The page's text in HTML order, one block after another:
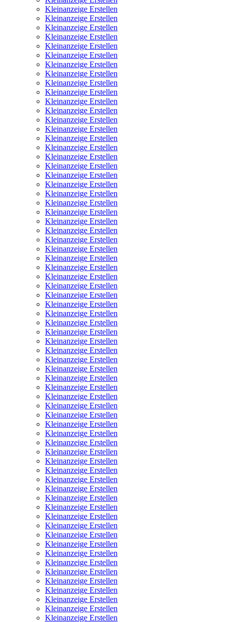
Kleinanzeige Erstellen
Kleinanzeige Erstellen
Kleinanzeige Erstellen
Kleinanzeige Erstellen
Kleinanzeige Erstellen
Kleinanzeige Erstellen
Kleinanzeige Erstellen
Kleinanzeige Erstellen
Kleinanzeige Erstellen
Kleinanzeige Erstellen
Kleinanzeige Erstellen
Kleinanzeige Erstellen
Kleinanzeige Erstellen
Kleinanzeige Erstellen
Kleinanzeige Erstellen
Kleinanzeige Erstellen
Kleinanzeige Erstellen
Kleinanzeige Erstellen
Kleinanzeige Erstellen
Kleinanzeige Erstellen
Kleinanzeige Erstellen
Kleinanzeige Erstellen
Kleinanzeige Erstellen
Kleinanzeige Erstellen
Kleinanzeige Erstellen
Kleinanzeige Erstellen
Kleinanzeige Erstellen
Kleinanzeige Erstellen
Kleinanzeige Erstellen
Kleinanzeige Erstellen
Kleinanzeige Erstellen
Kleinanzeige Erstellen
Kleinanzeige Erstellen
Kleinanzeige Erstellen
Kleinanzeige Erstellen
Kleinanzeige Erstellen
Kleinanzeige Erstellen
Kleinanzeige Erstellen
Kleinanzeige Erstellen
Kleinanzeige Erstellen
Kleinanzeige Erstellen
Kleinanzeige Erstellen
Kleinanzeige Erstellen
Kleinanzeige Erstellen
Kleinanzeige Erstellen
Kleinanzeige Erstellen
Kleinanzeige Erstellen
Kleinanzeige Erstellen
Kleinanzeige Erstellen
Kleinanzeige Erstellen
Kleinanzeige Erstellen
Kleinanzeige Erstellen
Kleinanzeige Erstellen
Kleinanzeige Erstellen
Kleinanzeige Erstellen
Kleinanzeige Erstellen
Kleinanzeige Erstellen
Kleinanzeige Erstellen
Kleinanzeige Erstellen
Kleinanzeige Erstellen
Kleinanzeige Erstellen
Kleinanzeige Erstellen
Kleinanzeige Erstellen
Kleinanzeige Erstellen
Kleinanzeige Erstellen
Kleinanzeige Erstellen
Kleinanzeige Erstellen